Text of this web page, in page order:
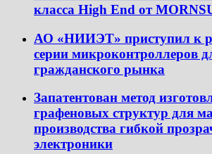
класса High End от
АО «НИИЭТ» приступил к
серии микроконтроллеров
гражданского рынка
Запатентован метод
графеновых структур для
производства гибкой
электроники